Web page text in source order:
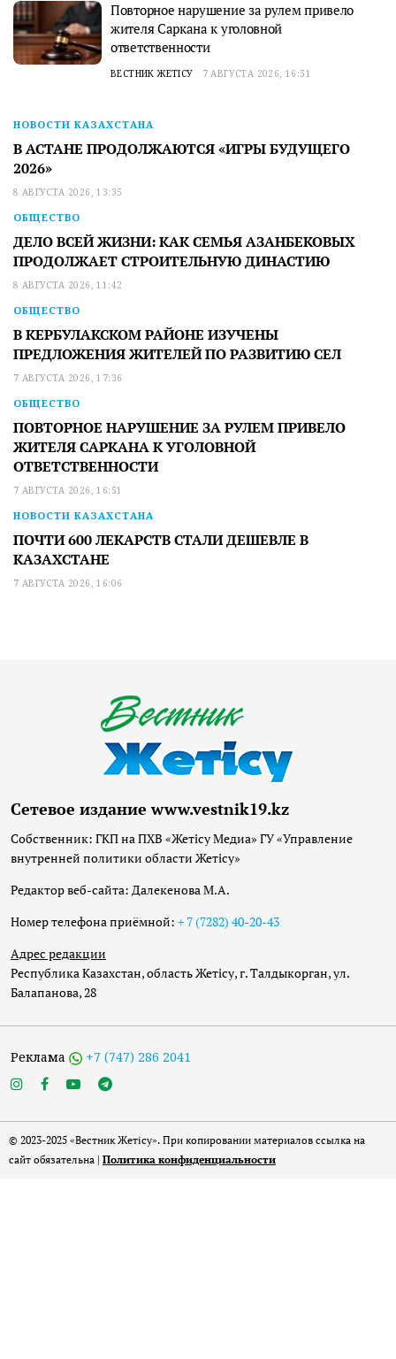
Повторное нарушение за рулем привело
жителя Саркана к уголовной
ответственности
ВЕСТНИК ЖЕТІСУ 7 АВГУСТА 2026, 16:51
НОВОСТИ КАЗАХСТАНА
В АСТАНЕ ПРОДОЛЖАЮТСЯ «ИГРЫ БУДУЩЕГО
2026»
8 АВГУСТА 2026, 13:35
ОБЩЕСТВО
ДЕЛО ВСЕЙ ЖИЗНИ: КАК СЕМЬЯ АЗАНБЕКОВЫХ
ПРОДОЛЖАЕТ СТРОИТЕЛЬНУЮ ДИНАСТИЮ
8 АВГУСТА 2026, 11:42
ОБЩЕСТВО
В КЕРБУЛАКСКОМ РАЙОНЕ ИЗУЧЕНЫ
ПРЕДЛОЖЕНИЯ ЖИТЕЛЕЙ ПО РАЗВИТИЮ СЕЛ
7 АВГУСТА 2026, 17:36
ОБЩЕСТВО
ПОВТОРНОЕ НАРУШЕНИЕ ЗА РУЛЕМ ПРИВЕЛО
ЖИТЕЛЯ САРКАНА К УГОЛОВНОЙ
ОТВЕТСТВЕННОСТИ
7 АВГУСТА 2026, 16:51
НОВОСТИ КАЗАХСТАНА
ПОЧТИ 600 ЛЕКАРСТВ СТАЛИ ДЕШЕВЛЕ В
КАЗАХСТАНЕ
7 АВГУСТА 2026, 16:06
Сетевое издание www.vestnik19.kz
Собственник: ГКП на ПХВ «Жетісу Медиа» ГУ «Управление
внутренней политики области Жетісу»
Редактор веб-сайта: Далекенова М.А.
Номер телефона приёмной: + 7 (7282) 40-20-43
Адрес редакции
Республика Казахстан, область Жетісу, г. Талдыкорган, ул.
Балапанова, 28
Реклама +7 (747) 286 2041
© 2023-2025 «Вестник Жетісу». При копировании материалов ссылка на
сайт обязательна | Политика конфиденциальности